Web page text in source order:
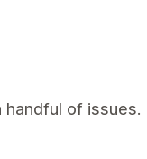
of issues.